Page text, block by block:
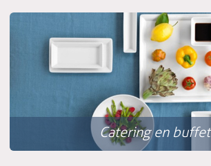
Catering en buffet